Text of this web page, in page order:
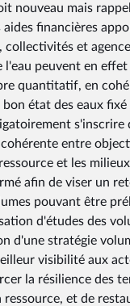
nouveau mais
financières
et
peuvent en
quantitatif, en
état des eaux
entre
et les
afin de viser un
pouvant être
d'études des
d'une stratégie
visibilité aux
la résilience des
et de